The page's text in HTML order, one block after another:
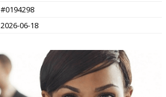
#0194298
2026-06-18